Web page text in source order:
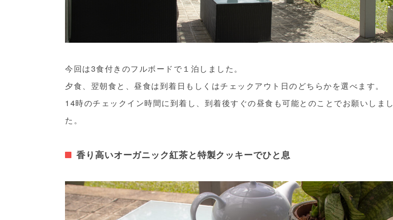
今回は3食付きのフルボードで１泊しました。
夕食、翌朝食と、昼食は到着日もしくはチェックアウト日のどちらかを選べます。
14時のチェックイン時間に到着し、到着後すぐの昼食も可能とのことでお願いしまし
た。
香り高いオーガニック紅茶と特製クッキーでひと息